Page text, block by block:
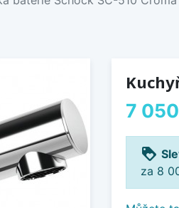
7
loyalty
za 8